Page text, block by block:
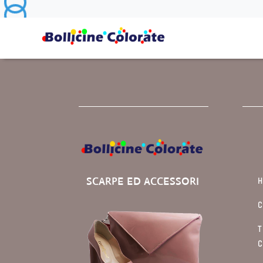
SCARPE ED ACCESSORI